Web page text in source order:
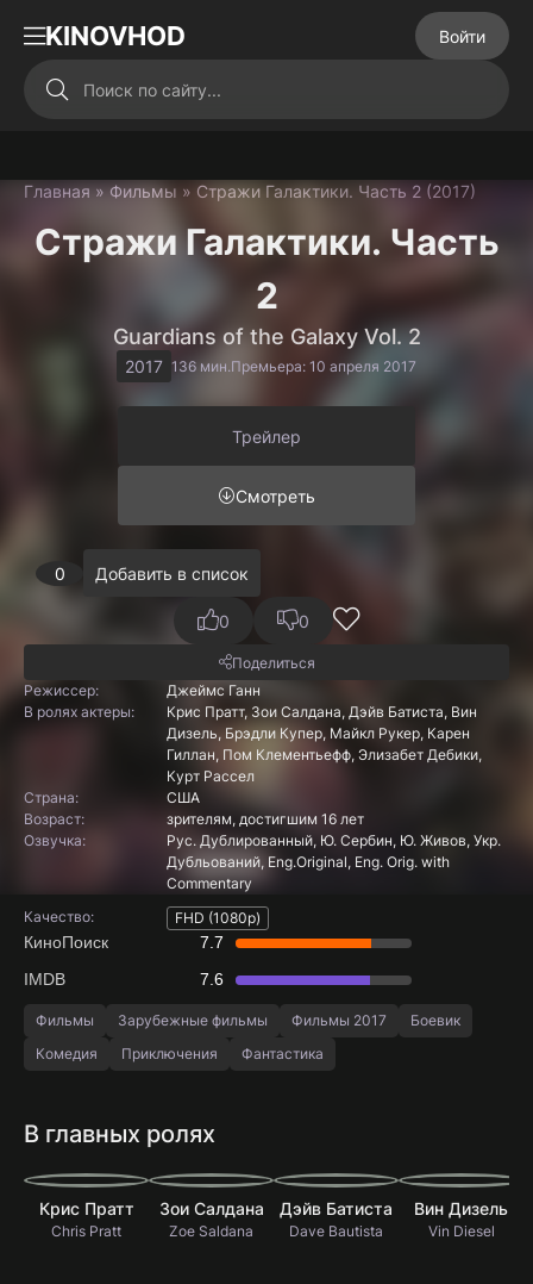
KINOVHOD Войти
Главная»Фильмы » Стражи Галактики. Часть 2 (2017)
Стражи Галактики. Часть
2
Guardians of the Galaxy Vol. 2
2017 136 мин.Премьера: 10 апреля 2017
Трейлер
Смотреть
0 Добавить в список
0 0
Поделиться
Режиссер:
Джеймс Ганн
В ролях актеры:
Крис Пратт, Зои Салдана, Дэйв Батиста, Вин
Дизель, Брэдли Купер, Майкл Рукер, Карен
Гиллан, Пом Клементьефф, Элизабет Дебики,
Курт Рассел
Страна:
США
Boзpacт:
зрителям, достигшим 16 лет
Озвучка:
Рус. Дублированный, Ю. Сербин, Ю. Живов, Укр.
Дубльований, Eng.Original, Eng. Orig. with
Commentary
Качество:
FHD (1080p)
КиноПоиск
7.7
IMDB
7.6
Фильмы Зарубежные фильмы Фильмы 2017
Боевик
Комедия
Приключения Фантастика
В главных ролях
Крис Пратт
Chris Pratt
Зои Салдана
Zoe Saldana
Дэйв Батиста
Dave Bautista
Вин Дизель
Vin Diesel